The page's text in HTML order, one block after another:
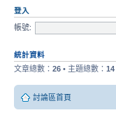
登入
帳號:
統計資料
文章總數： 26 • 主題總數： 14
討論區首頁